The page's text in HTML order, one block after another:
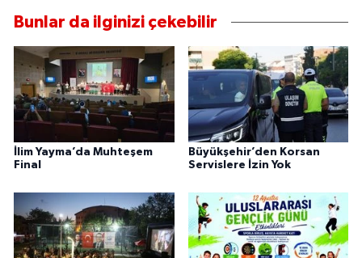
Bunlar da ilginizi çekebilir
İlim Yayma’da Muhteşem
Final
Büyükşehir’den Korsan
Servislere İzin Yok